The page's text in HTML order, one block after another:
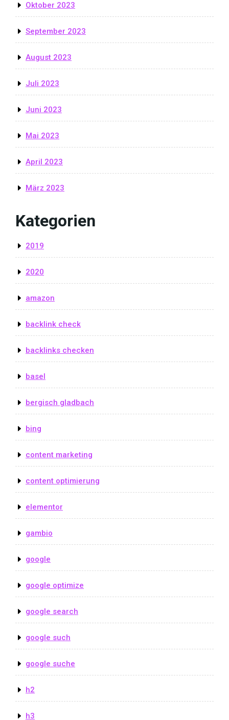
Oktober 2023
September 2023
August 2023
Juli 2023
Juni 2023
Mai 2023
April 2023
März 2023
Kategorien
2019
2020
amazon
backlink check
backlinks checken
basel
bergisch gladbach
bing
content marketing
content optimierung
elementor
gambio
google
google optimize
google search
google such
google suche
h2
h3